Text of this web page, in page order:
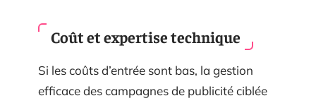
Coût et expertise technique
Si les coûts d’entrée sont bas, la gestion
efficace des campagnes de publicité ciblée